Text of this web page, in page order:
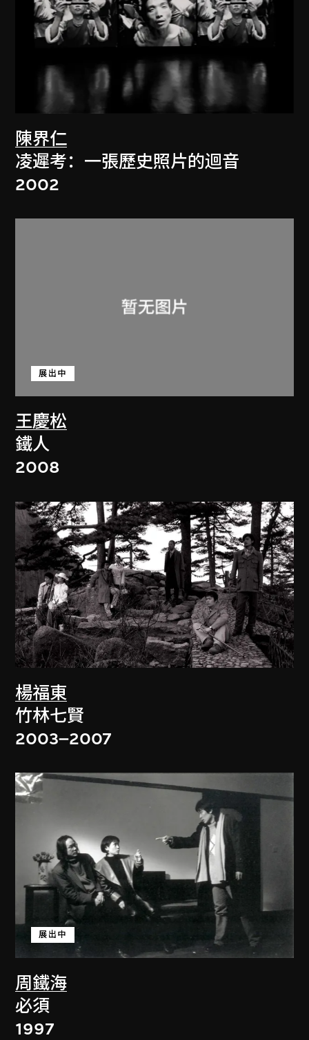
陳界仁
凌遲考：一張歷史照片的迴音
2002
王慶松
展出中
鐵人
2008
楊福東
竹林七賢
2003–2007
周鐵海
展出中
必須
1997